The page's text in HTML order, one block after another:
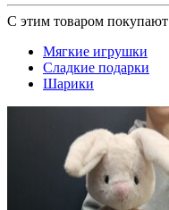
С этим товаром покупают
Мягкие игрушки
Сладкие подарки
Шарики